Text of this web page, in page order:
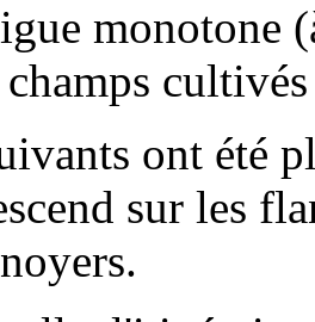
monotone
champs
ont été
sur les